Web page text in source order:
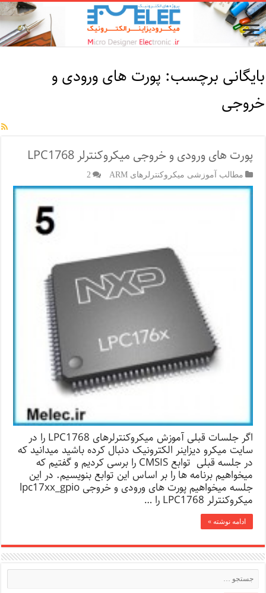
بایگانی برچسب: پورت های ورودی و
خروجی
پورت های ورودی و خروجی میکروکنترلر LPC1768
مطالب آموزشی میکروکنترلرهای ARM 2
اگر جلسات قبلی آموزش میکروکنترلرهای LPC1768 را در
سایت میکرو دیزاینر الکترونیک دنبال کرده باشید میدانید که
در جلسه قبلی توابع CMSIS را برسی کردیم و گفتیم که
میخواهیم برنامه ها را بر اساس این توابع بنویسیم. در این
میکروکنترلر LPC1768 را …
ادامه نوشته »